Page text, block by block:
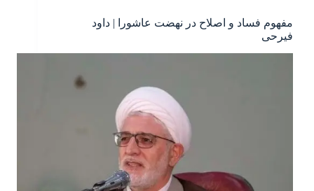
مفهوم فساد و اصلاح در نهضت عاشورا | داود
فیرحی